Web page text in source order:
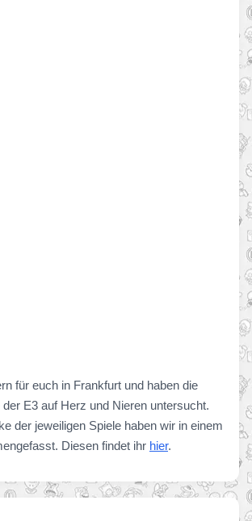
für euch in Frankfurt und haben die
der E3 auf Herz und Nieren untersucht.
der jeweiligen Spiele haben wir in einem
Diesen findet ihr hier.